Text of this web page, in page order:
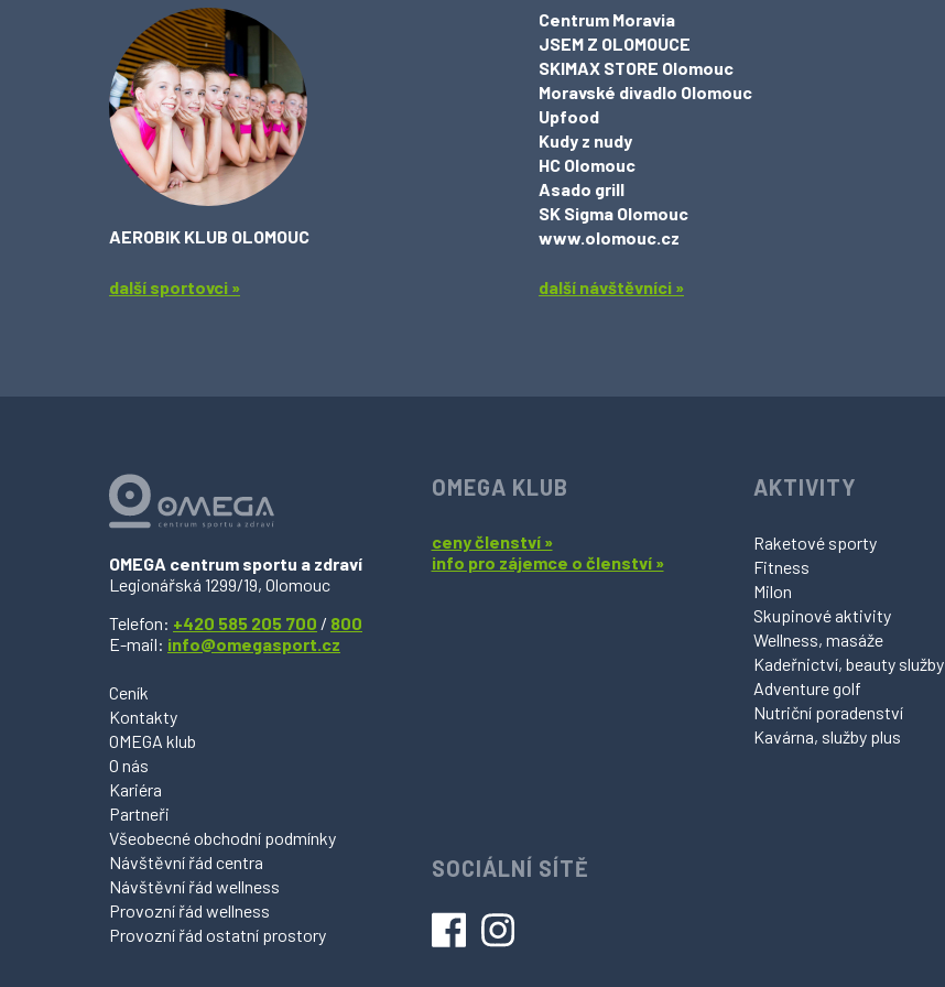
AEROBIK KLUB OLOMOUC
další sportovci »
Centrum Moravia
JSEM Z OLOMOUCE
SKIMAX STORE Olomouc
Moravské divadlo Olomouc
Upfood
Kudy z nudy
HC Olomouc
Asado grill
SK Sigma Olomouc
www.olomouc.cz
další návštěvníci »
OMEGA centrum sportu a zdraví
Legionářská 1299/19, Olomouc
Telefon: +420 585 205 700 / 800
E-mail: info@omegasport.cz
Ceník
Kontakty
OMEGA klub
O nás
Kariéra
Partneři
Všeobecné obchodní podmínky
Návštěvní řád centra
Návštěvní řád wellness
Provozní řád wellness
Provozní řád ostatní prostory
OMEGA KLUB
ceny členství »
info pro zájemce o členství »
SOCIÁLNÍ SÍTĚ
AKTIVITY
Raketové sporty
Fitness
Milon
Skupinové aktivity
Wellness, masáže
Kadeřnictví, beauty služby
Adventure golf
Nutriční poradenství
Kavárna, služby plus